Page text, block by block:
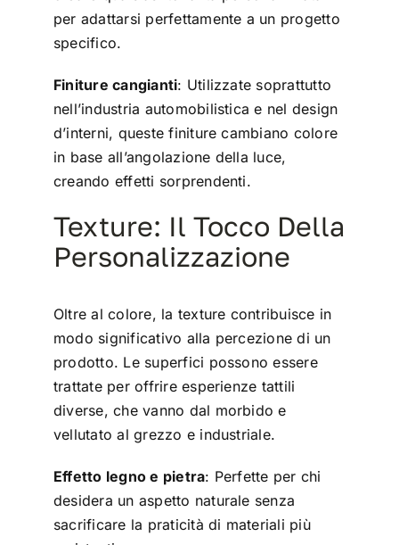
per adattarsi perfettamente a un progetto
specifico.
Finiture cangianti: Utilizzate soprattutto
nell’industria automobilistica e nel design
d’interni, queste finiture cambiano colore
in base all’angolazione della luce,
creando effetti sorprendenti.
Texture: Il Tocco Della
Personalizzazione
Oltre al colore, la texture contribuisce in
modo significativo alla percezione di un
prodotto. Le superfici possono essere
trattate per offrire esperienze tattili
diverse, che vanno dal morbido e
vellutato al grezzo e industriale.
Effetto legno e pietra: Perfette per chi
desidera un aspetto naturale senza
sacrificare la praticità di materiali più